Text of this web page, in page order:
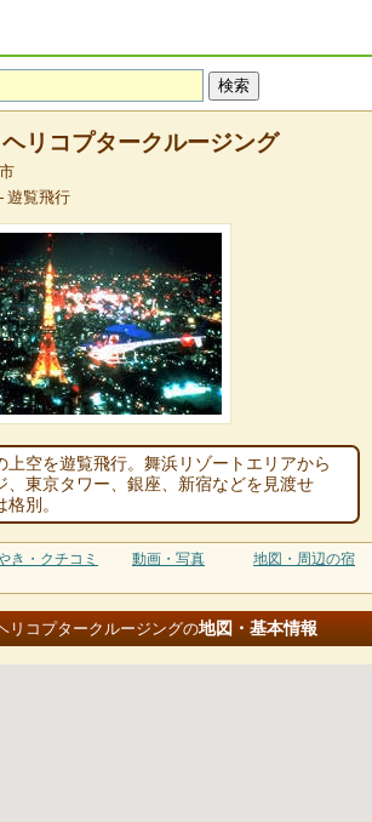
リコプタークルージング
遊覧飛行
上空を遊覧飛行。舞浜リゾートエリアから
、東京タワー、銀座、新宿などを見渡せ
別。
き・クチコミ 動画・写真 地図・周辺の宿
コプタークルージングの地図・基本情報